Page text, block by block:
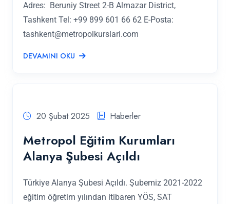
Adres: Beruniy Street 2-B Almazar District,
Tashkent Tel: +99 899 601 66 62 E-Posta:
tashkent@metropolkurslari.com
DEVAMINI OKU
20 Şubat 2025 Haberler
Metropol Eğitim Kurumları
Alanya Şubesi Açıldı
Türkiye Alanya Şubesi Açıldı. Şubemiz 2021-2022
eğitim öğretim yılından itibaren YÖS, SAT